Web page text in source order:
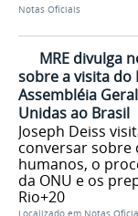
Notas Oficiais
MRE divulga
sobre a visita do
Assembléia
Unidas ao Brasil
Joseph Deiss
conversar sobre
humanos, o
da ONU e os
Rio+20
Localizado em Notas